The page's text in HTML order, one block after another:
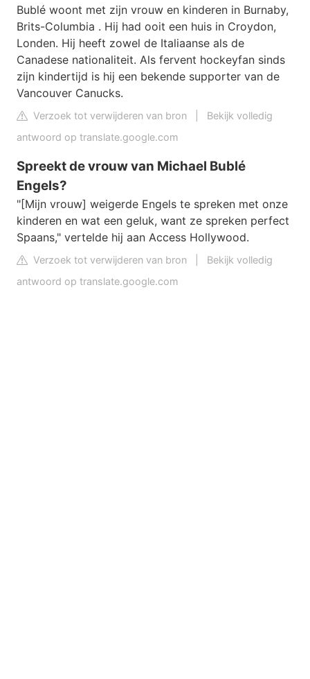
Bublé woont met zijn vrouw en kinderen in Burnaby,
Brits-Columbia . Hij had ooit een huis in Croydon,
Londen. Hij heeft zowel de Italiaanse als de
Canadese nationaliteit. Als fervent hockeyfan sinds
zijn kindertijd is hij een bekende supporter van de
Vancouver Canucks.
Verzoek tot verwijderen van bron
Bekijk volledig
antwoord op translate.google.com
Spreekt de vrouw van Michael Bublé
Engels?
"[Mijn vrouw] weigerde Engels te spreken met onze
kinderen en wat een geluk, want ze spreken perfect
Spaans," vertelde hij aan Access Hollywood.
Verzoek tot verwijderen van bron
Bekijk volledig
antwoord op translate.google.com